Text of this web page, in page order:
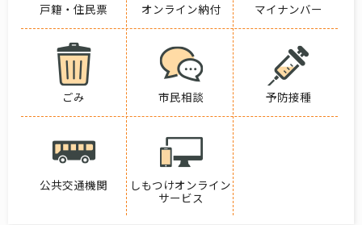
戸籍・住民票 オンライン納付 マイナンバー
ごみ 市民相談 予防接種
公共交通機関
しもつけオンライン
サービス